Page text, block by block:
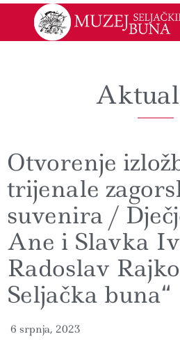
Otvorenje
trijenale
suvenira /
Ane i Slavka
Radoslav
Seljačka buna“
6 srpnja, 2023